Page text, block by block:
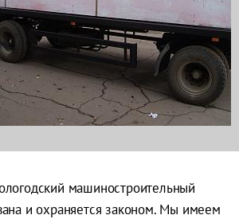
машиностроительный
и охраняется законом. Мы имеем